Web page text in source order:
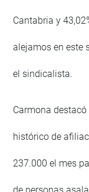
Cantabria y
alejamos en este
el sindicalista.
Carmona
histórico de
237.000 el mes
de personas